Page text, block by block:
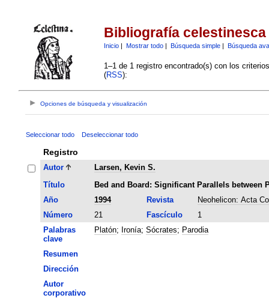
Bibliografía celestinesca
Inicio| Mostrar todo| Búsqueda simple| Búsqueda
1–1 de 1 registro encontrado(s) con los
(RSS):
Opciones de búsqueda y visualización
Seleccionar todo Deseleccionar todo
Registro
Autor
Larsen, Kevin S.
Título
Bed and Board: Significant Parallels
Año
1994 Revista
Neohelicon: Acta
Número
21 Fascículo
1
Palabras
clave
Platón; Ironía; Sócrates; Parodia
Resumen
Dirección
Autor
corporativo